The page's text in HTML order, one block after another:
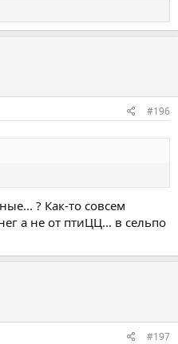
#196
? Как-то совсем
а не от птиЦЦ... в сельпо
#197